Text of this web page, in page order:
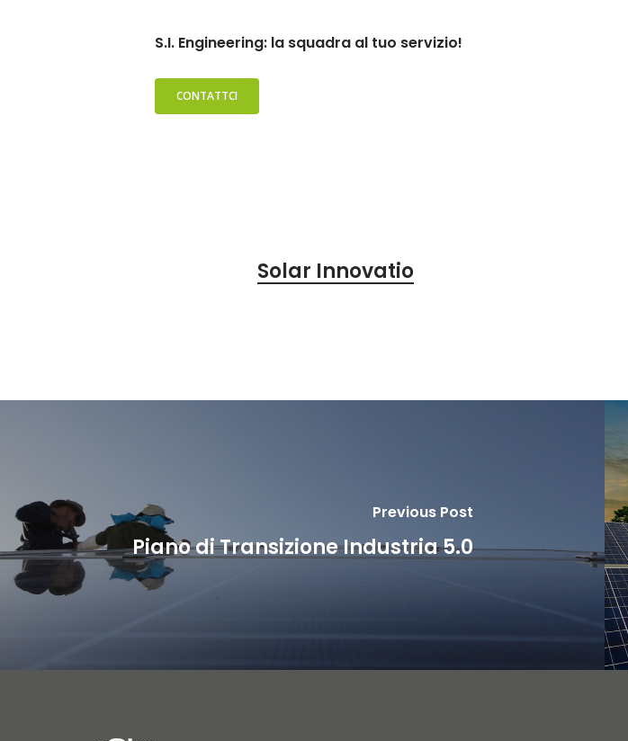
S.I. Engineering: la squadra al tuo servizio!
CONTATTCI
Solar Innovatio
Previous Post
Piano di Transizione Industria 5.0